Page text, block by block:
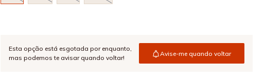
Esta opção está esgotada por enquanto,
mas podemos te avisar quando voltar!
Avise-me quando voltar